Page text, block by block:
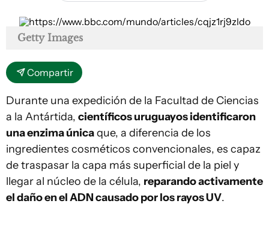
Getty Images
Compartir
Durante una expedición de la Facultad de Ciencias
a la Antártida, científicos uruguayos identificaron
una enzima únicaque, a diferencia de los
ingredientes cosméticos convencionales, es capaz
de traspasar la capa más superficial de la piel y
llegar al núcleo de la célula, reparando activamente
el daño en el ADN causado por los rayos UV.